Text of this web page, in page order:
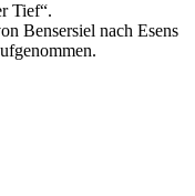
Tief“.
Bensersiel nach Esens